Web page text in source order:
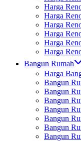
Harga
Harga
Harga
Harga
Harga
Harga
Bangun Rumah
Harga
Bangun
Bangun
Bangun
Bangun
Bangun
Bangun
Bangun